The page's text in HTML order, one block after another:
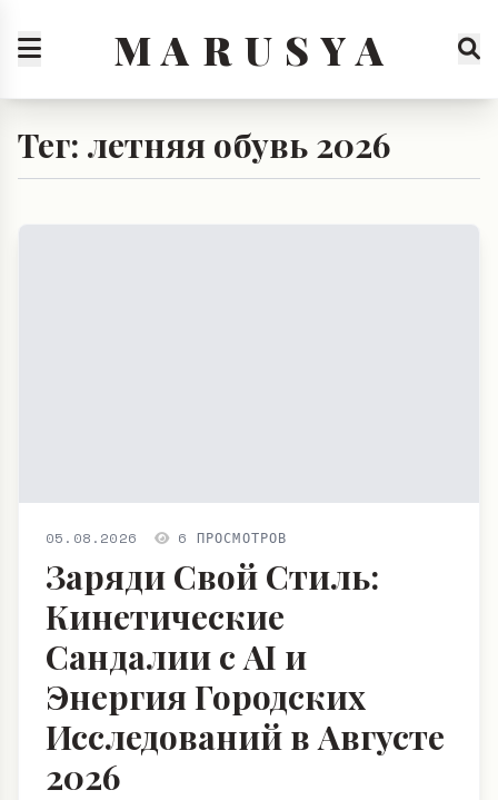
M A R U S Y A
Тег: летняя обувь 2026
05.08.2026 6 ПРОСМОТРОВ
Заряди Свой Стиль:
Кинетические
Сандалии с AI и
Энергия Городских
Исследований в Августе
2026